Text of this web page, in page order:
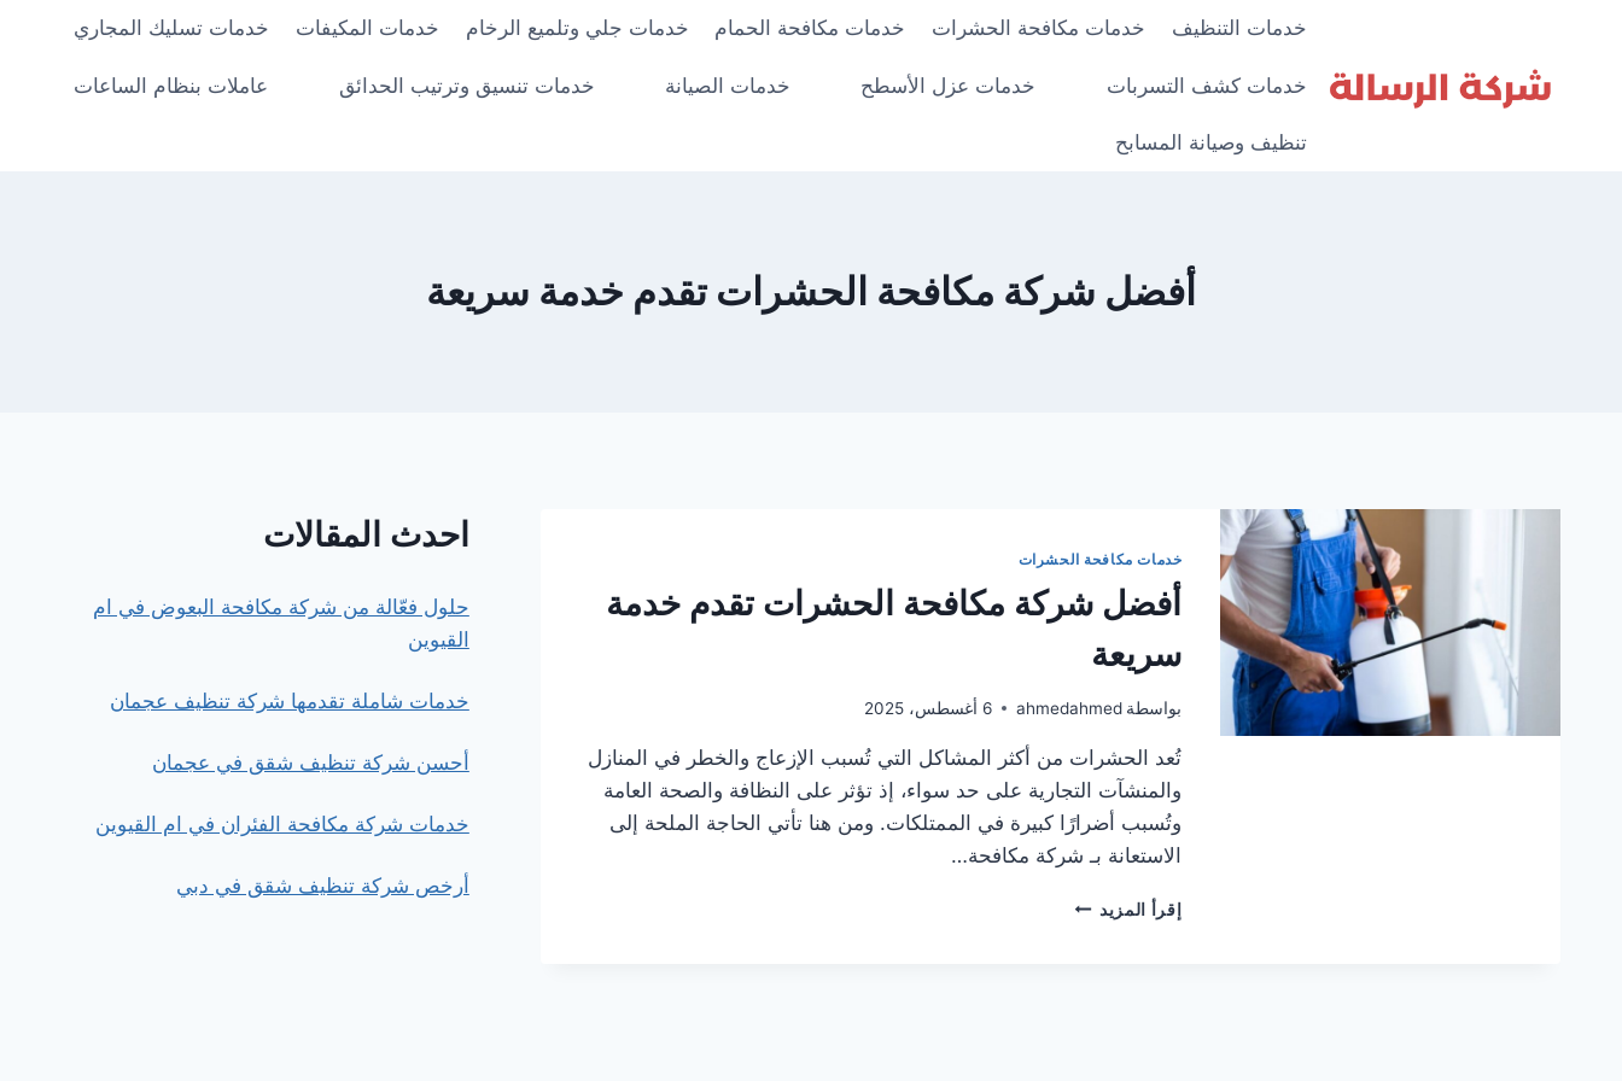
خدمات التنظيف خدمات مكافحة الحشرات خدمات مكافحة الحمام خدمات جلي وتلميع الرخام خدمات المكيفات خدمات تسليك المجاري
خدمات كشف التسربات خدمات عزل الأسطح خدمات الصيانة خدمات تنسيق وترتيب الحدائق عاملات بنظام الساعات
تنظيف وصيانة المسابح
أفضل شركة مكافحة الحشرات تقدم خدمة سريعة
خدمات مكافحة الحشرات
أفضل شركة مكافحة الحشرات تقدم خدمة
سريعة
بواسطة ahmedahmed 6 أغسطس، 2025
تُعد الحشرات من أكثر المشاكل التي تُسبب الإزعاج والخطر في المنازل
والمنشآت التجارية على حد سواء، إذ تؤثر على النظافة والصحة العامة
وتُسبب أضرارًا كبيرة في الممتلكات. ومن هنا تأتي الحاجة الملحة إلى
الاستعانة بـ شركة مكافحة…
إقرأ المزيد أفضل
احدث المقالات
حلول فعّالة من شركة مكافحة البعوض في ام
القيوين
خدمات شاملة تقدمها شركة تنظيف عجمان
أحسن شركة تنظيف شقق في عجمان
خدمات شركة مكافحة الفئران في ام القيوين
أرخص شركة تنظيف شقق في دبي